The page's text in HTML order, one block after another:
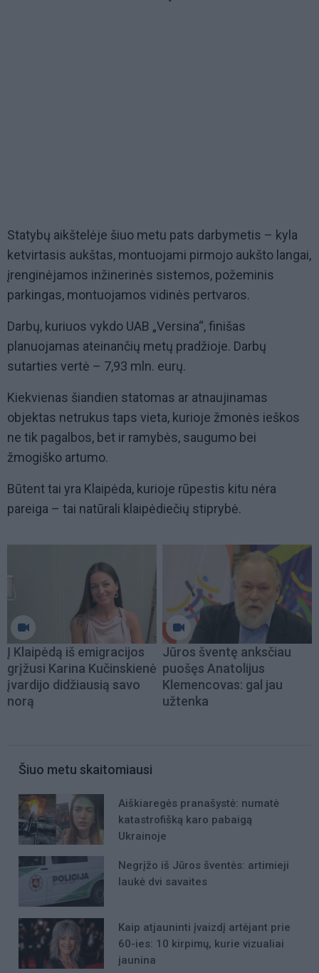
Statybų aikštelėje šiuo metu pats darbymetis – kyla
ketvirtasis aukštas, montuojami pirmojo aukšto langai,
įrenginėjamos inžinerinės sistemos, požeminis
parkingas, montuojamos vidinės pertvaros.
Darbų, kuriuos vykdo UAB „Versina“, finišas
planuojamas ateinančių metų pradžioje. Darbų
sutarties vertė – 7,93 mln. eurų.
Kiekvienas šiandien statomas ar atnaujinamas
objektas netrukus taps vieta, kurioje žmonės ieškos
ne tik pagalbos, bet ir ramybės, saugumo bei
žmogiško artumo.
Būtent tai yra Klaipėda, kurioje rūpestis kitu nėra
pareiga – tai natūrali klaipėdiečių stiprybė.
Į Klaipėdą iš emigracijos
grįžusi Karina Kučinskienė
įvardijo didžiausią savo
norą
Jūros šventę anksčiau
puošęs Anatolijus
Klemencovas: gal jau
užtenka
Šiuo metu skaitomiausi
Aiškiaregės pranašystė: numatė
katastrofišką karo pabaigą
Ukrainoje
Negrįžo iš Jūros šventės: artimieji
laukė dvi savaites
Kaip atjauninti įvaizdį artėjant prie
60-ies: 10 kirpimų, kurie vizualiai
jaunina